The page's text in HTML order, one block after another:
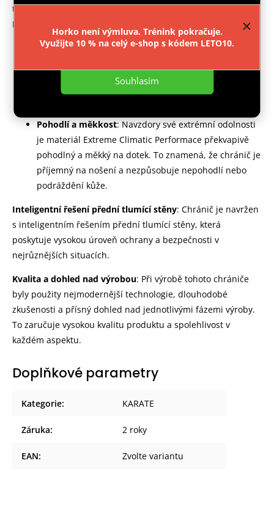
provozu webu neustále zlepšovali jeho funkce,
Nastavení
Souhlasím
Horko není výmluva. Trénink pokračuje.
Využijte 10 % na celý e-shop s kódem LETO10.
tréninku a zápasů, což zajišťuje dlouhou životnost produktu.
K dalším unikátním vlastnostem materiálu patří:
Odvádění potu: Tento materiál je schopen efektivně
pohodlí během tréninku a zápasů, protože
minimalizuje pocit vlhkosti a nepříjemného lepení
Pohodlí a měkkost: Navzdory své extrémní odolnosti
je materiál Extreme Climatic Performace překvapivě
pohodlný a měkký na dotek. To znamená, že chránič je
příjemný na nošení a nezpůsobuje nepohodlí nebo
podráždění kůže.
Inteligentní řešení přední tlumící stěny: Chránič je navržen
s inteligentním řešením přední tlumící stěny, která
poskytuje vysokou úroveň ochrany a bezpečnosti v
nejrůznějších situacích.
Kvalita a dohled nad výrobou: Při výrobě tohoto chrániče
byly použity nejmodernější technologie, dlouhodobé
zkušenosti a přísný dohled nad jednotlivými fázemi výroby.
To zaručuje vysokou kvalitu produktu a spolehlivost v
každém aspektu.
Doplňkové parametry
Kategorie: KARATE
Záruka: 2 roky
EAN: Zvolte variantu